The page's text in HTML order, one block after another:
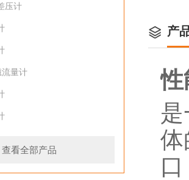
压计
流量计
查看全部产品
产
性
体